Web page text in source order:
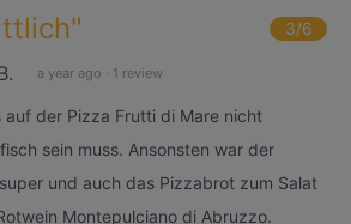
" 3/6
a year ago · 1 review
auf der Pizza Frutti di Mare nicht
sein muss. Ansonsten war der
und auch das Pizzabrot zum Salat
Montepulciano di Abruzzo.